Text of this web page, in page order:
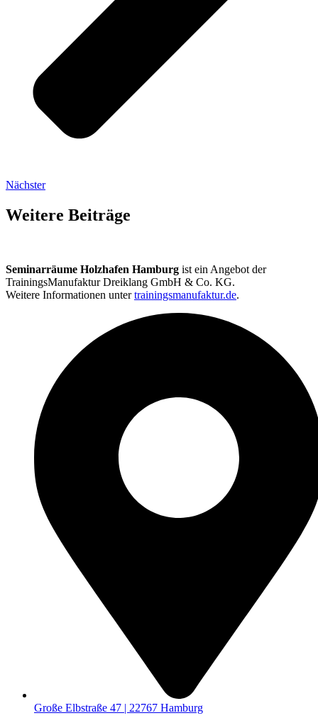
Nächster
Weitere Beiträge
Seminarräume Holzhafen Hamburg ist ein Angebot der
TrainingsManufaktur Dreiklang GmbH & Co. KG.
Weitere Informationen untertrainingsmanufaktur.de.
Große Elbstraße 47 | 22767 Hamburg